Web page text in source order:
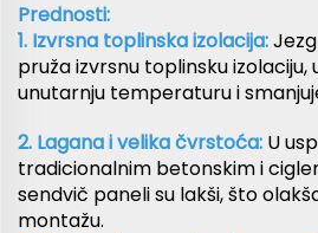
Prednosti:
1. Izvrsna toplinska izolacija:
pruža izvrsnu toplinsku
unutarnju temperaturu i
2. Lagana i velika čvrstoća: U
tradicionalnim betonskim i
sendvič paneli su lakši, što
montažu.